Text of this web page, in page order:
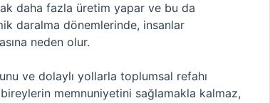
daha fazla üretim yapar ve bu da
daralma dönemlerinde, insanlar
neden olur.
ve dolaylı yollarla toplumsal refahı
memnuniyetini sağlamakla kalmaz,